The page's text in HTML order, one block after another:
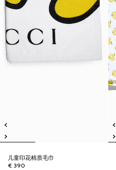
儿童印花棉质毛巾
€ 390